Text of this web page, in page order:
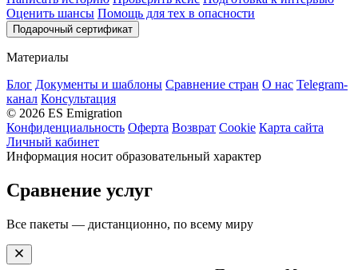
Оценить шансы Помощь для тех в опасности
Подарочный сертификат
Материалы
Блог Документы и шаблоны Сравнение стран О нас Telegram-
канал Консультация
© 2026 ES Emigration
Конфиденциальность Оферта Возврат Cookie Карта сайта
Личный кабинет
Информация носит образовательный характер
Сравнение услуг
Все пакеты — дистанционно, по всему миру